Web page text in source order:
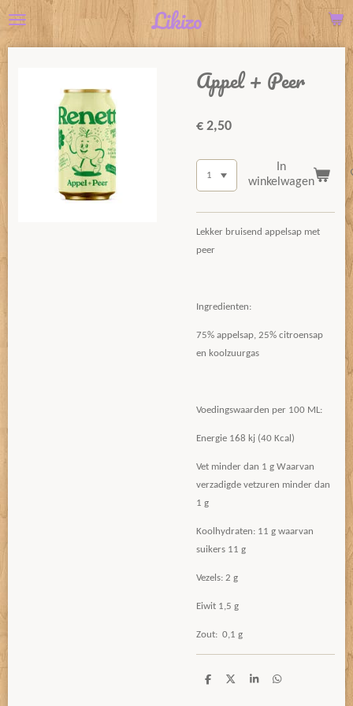
Ga
hoofdinhoud
Likizo
Appel + Peer
€ 2,50
In
winkelwagen
Lekker bruisend appelsap met
peer
Ingredienten:
75% appelsap, 25% citroensap
en koolzuurgas
Voedingswaarden per 100 ML:
Energie 168 kj (40 Kcal)
Vet minder dan 1 g Waarvan
verzadigde vetzuren minder dan
1 g
Koolhydraten: 11 g waarvan
suikers 11 g
Vezels: 2 g
Eiwit 1,5 g
Zout: 0,1 g
D
D
S
D